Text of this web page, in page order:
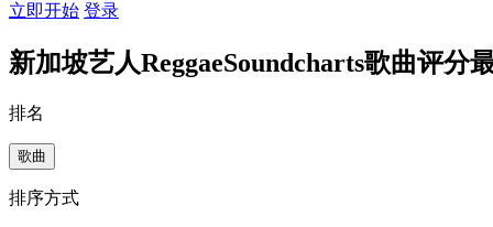
立即开始 登录
新加坡艺人ReggaeSoundcharts歌曲评分
排名
歌曲
排序方式